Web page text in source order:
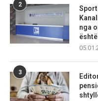
2
nga
3